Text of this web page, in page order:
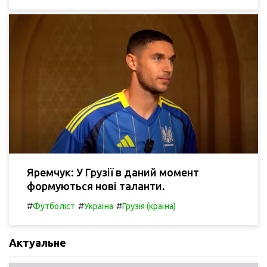
Яремчук: У Грузії в даний момент
формуються нові таланти.
#Футболіст #Україна #Грузія (країна)
Актуальне